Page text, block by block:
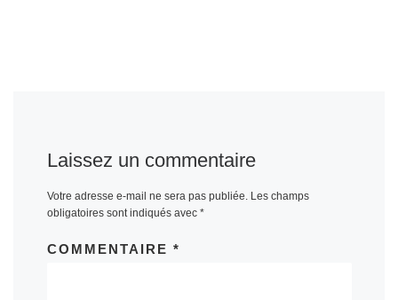
Laissez un commentaire
Votre adresse e-mail ne sera pas publiée. Les champs
obligatoires sont indiqués avec *
COMMENTAIRE *